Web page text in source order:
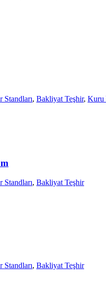
Reyonu
Standları, Bakliyat Teşhir, Kuru
Standları, Bakliyat Teşhir
Standları, Bakliyat Teşhir